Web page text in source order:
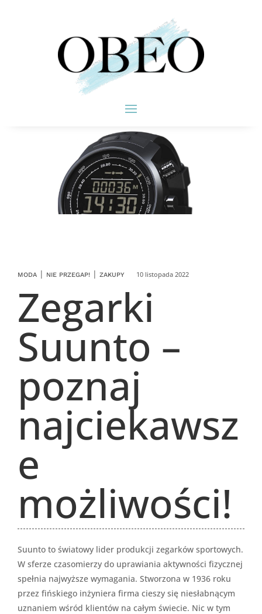
MODA | NIE PRZEGAP! | ZAKUPY 10 listopada 2022
Zegarki
Suunto –
poznaj
najciekawsz
e
możliwości!
Suunto to światowy lider produkcji zegarków sportowych.
W sferze czasomierzy do uprawiania aktywności fizycznej
spełnia najwyższe wymagania. Stworzona w 1936 roku
przez fińskiego inżyniera firma cieszy się niesłabnącym
uznaniem wśród klientów na całym świecie. Nic w tym